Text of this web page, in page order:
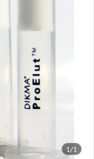
1/1